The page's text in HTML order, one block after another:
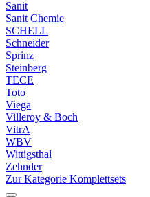
Sanit
Sanit Chemie
SCHELL
Schneider
Sprinz
Steinberg
TECE
Toto
Viega
Villeroy & Boch
VitrA
WBV
Wittigsthal
Zehnder
Zur Kategorie Komplettsets